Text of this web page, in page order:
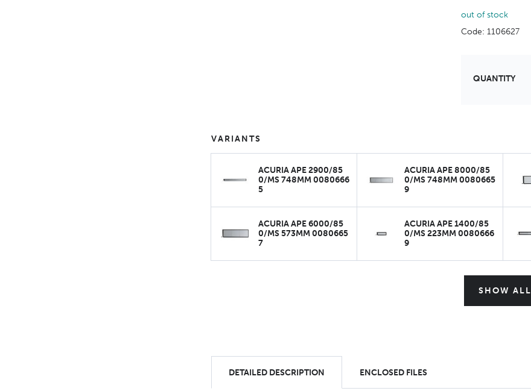
out of stock
Code: 1106627
QUANTITY
VARIANTS
ACURIA APE 2900/85
0/MS 748MM 0080666
5
ACURIA APE 8000/85
0/MS 748MM 0080665
9
ACURIA APE 6000/85
0/MS 573MM 0080665
7
ACURIA APE 1400/85
0/MS 223MM 0080666
9
SHOW ALL
DETAILED DESCRIPTION ENCLOSED FILES